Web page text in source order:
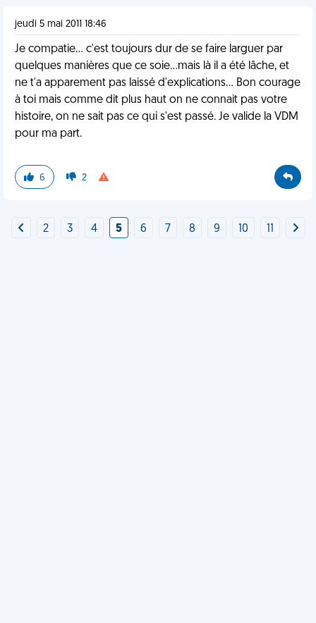
jeudi 5 mai 2011 18:46
Je compatie... c'est toujours dur de se faire larguer par
quelques manières que ce soie...mais là il a été lâche, et
ne t'a apparement pas laissé d'explications... Bon courage
à toi mais comme dit plus haut on ne connait pas votre
histoire, on ne sait pas ce qui s'est passé. Je valide la VDM
pour ma part.
6 2
2 3 4 5 6 7 8 9 10